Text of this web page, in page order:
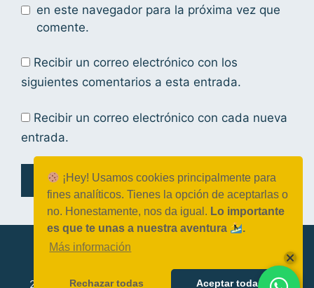
¡Hey! Usamos cookies principalmente para
fines analíticos. Tienes la opción de aceptarlas o
no. Honestamente, nos da igual. Lo importante
es que te unas a nuestra aventura
.
Más información
Rechazar todas Aceptar todas
en este navegador para la próxima vez que
comente.
Recibir un correo electrónico con los
siguientes comentarios a esta entrada.
Recibir un correo electrónico con cada nueva
entrada.
2026 Datola.es © - Comunidad sin ánimo de lucro -